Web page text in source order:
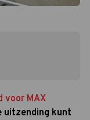
voor MAX
uitzending kunt